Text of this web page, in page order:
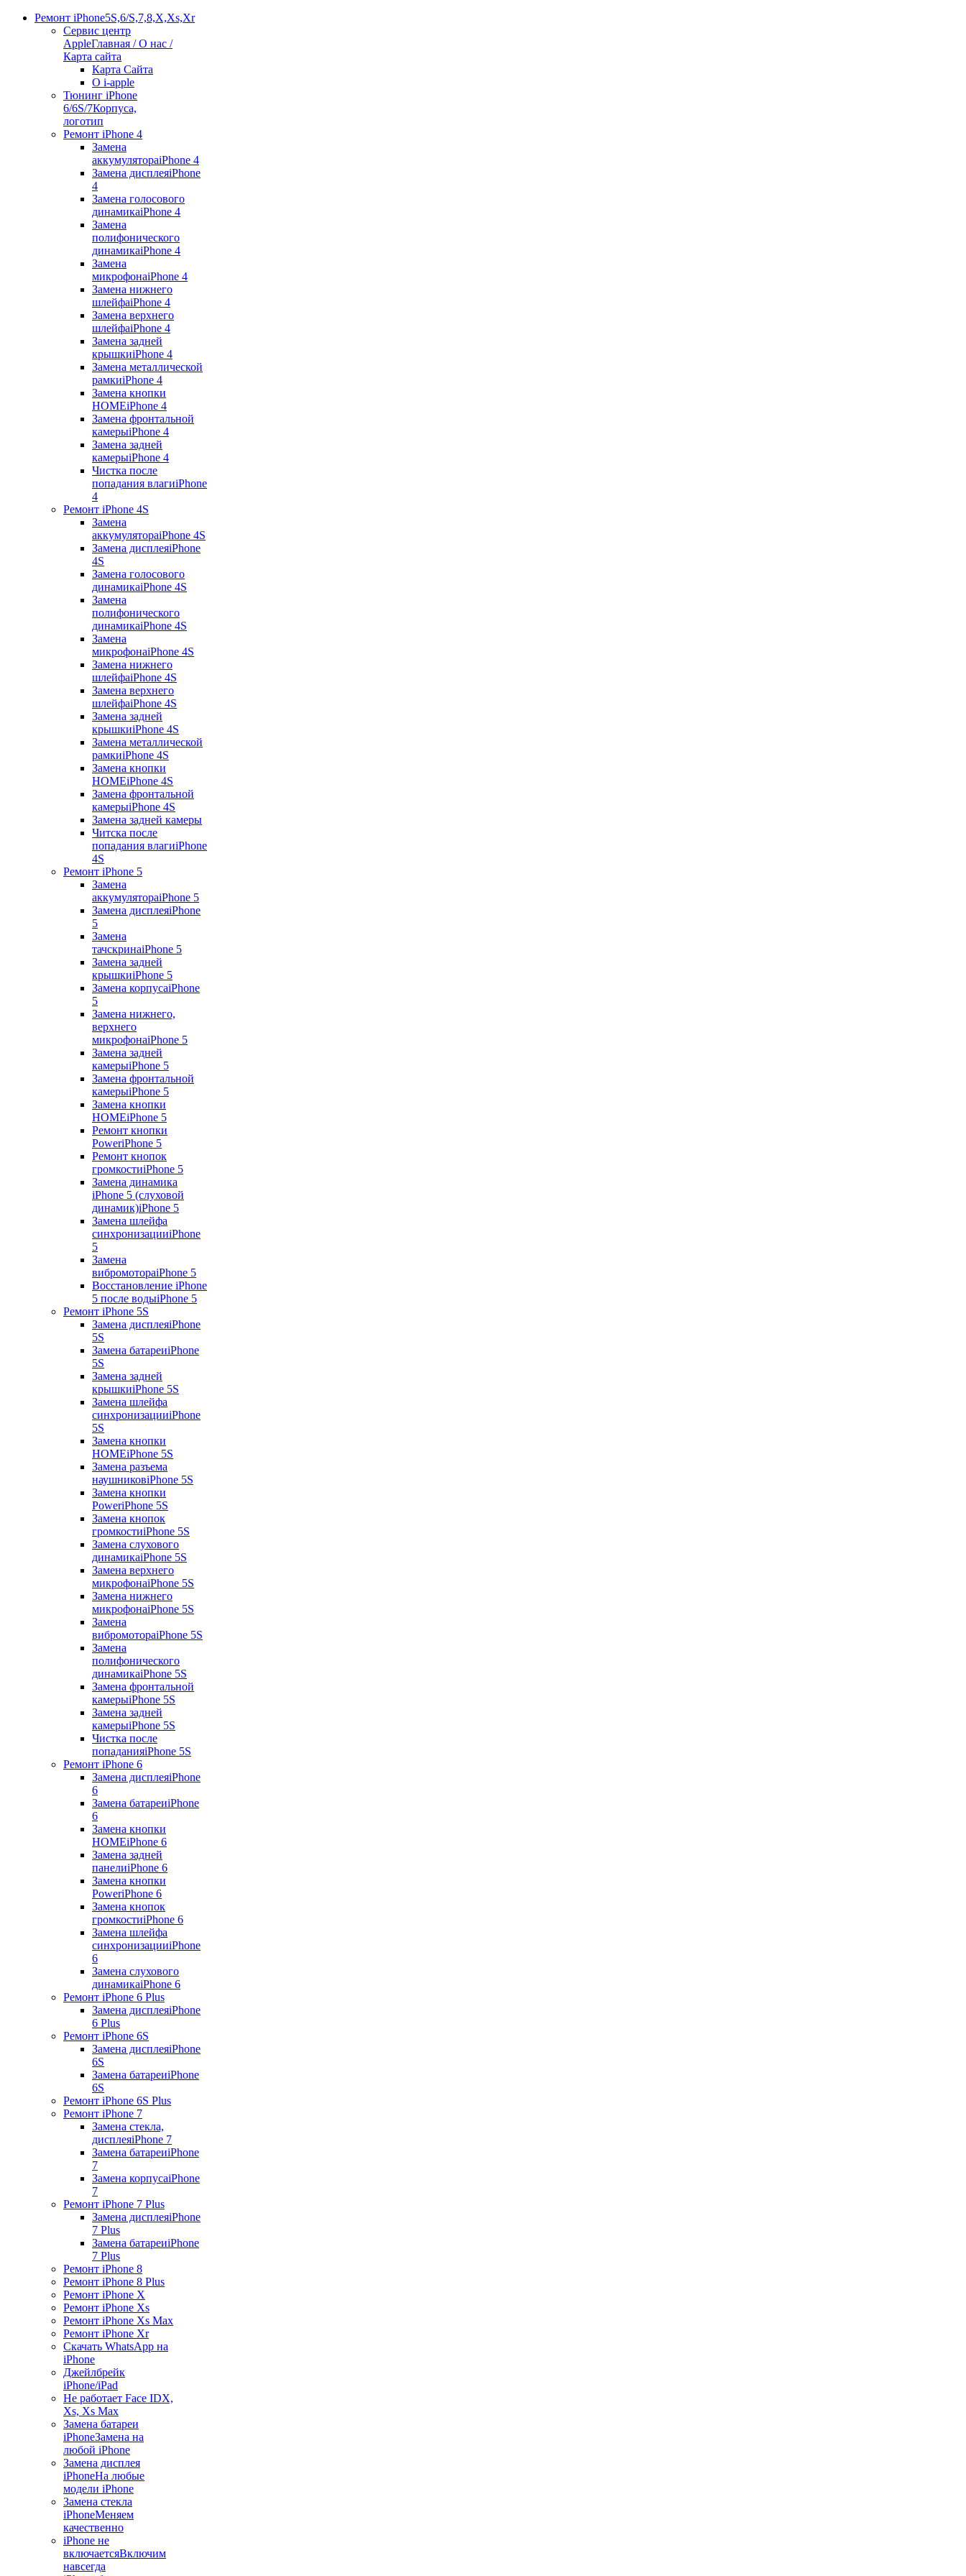
Ремонт iPhone5S,6/S,7,8,X,Xs,Xr
Сервис центр
AppleГлавная / О нас /
Карта сайта
Карта Сайта
О i-apple
Тюнинг iPhone
6/6S/7Корпуса,
логотип
Ремонт iPhone 4
Замена
аккумулятораiPhone 4
Замена дисплеяiPhone
4
Замена голосового
динамикаiPhone 4
Замена
полифонического
динамикаiPhone 4
Замена
микрофонаiPhone 4
Замена нижнего
шлейфаiPhone 4
Замена верхнего
шлейфаiPhone 4
Замена задней
крышкиiPhone 4
Замена металлической
рамкиiPhone 4
Замена кнопки
HOMEiPhone 4
Замена фронтальной
камерыiPhone 4
Замена задней
камерыiPhone 4
Чистка после
попадания влагиiPhone
4
Ремонт iPhone 4S
Замена
аккумулятораiPhone 4S
Замена дисплеяiPhone
4S
Замена голосового
динамикаiPhone 4S
Замена
полифонического
динамикаiPhone 4S
Замена
микрофонаiPhone 4S
Замена нижнего
шлейфаiPhone 4S
Замена верхнего
шлейфаiPhone 4S
Замена задней
крышкиiPhone 4S
Замена металлической
рамкиiPhone 4S
Замена кнопки
HOMEiPhone 4S
Замена фронтальной
камерыiPhone 4S
Замена задней камеры
Читска после
попадания влагиiPhone
4S
Ремонт iPhone 5
Замена
аккумулятораiPhone 5
Замена дисплеяiPhone
5
Замена
тачскринаiPhone 5
Замена задней
крышкиiPhone 5
Замена корпусаiPhone
5
Замена нижнего,
верхнего
микрофонаiPhone 5
Замена задней
камерыiPhone 5
Замена фронтальной
камерыiPhone 5
Замена кнопки
HOMEiPhone 5
Ремонт кнопки
PoweriPhone 5
Ремонт кнопок
громкостиiPhone 5
Замена динамика
iPhone 5 (слуховой
динамик)iPhone 5
Замена шлейфа
синхронизацииiPhone
5
Замена
вибромотораiPhone 5
Восстановление iPhone
5 после водыiPhone 5
Ремонт iPhone 5S
Замена дисплеяiPhone
5S
Замена батареиiPhone
5S
Замена задней
крышкиiPhone 5S
Замена шлейфа
синхронизацииiPhone
5S
Замена кнопки
HOMEiPhone 5S
Замена разъема
наушниковiPhone 5S
Замена кнопки
PoweriPhone 5S
Замена кнопок
громкостиiPhone 5S
Замена слухового
динамикаiPhone 5S
Замена верхнего
микрофонаiPhone 5S
Замена нижнего
микрофонаiPhone 5S
Замена
вибромотораiPhone 5S
Замена
полифонического
динамикаiPhone 5S
Замена фронтальной
камерыiPhone 5S
Замена задней
камерыiPhone 5S
Чистка после
попаданияiPhone 5S
Ремонт iPhone 6
Замена дисплеяiPhone
6
Замена батареиiPhone
6
Замена кнопки
HOMEiPhone 6
Замена задней
панелиiPhone 6
Замена кнопки
PoweriPhone 6
Замена кнопок
громкостиiPhone 6
Замена шлейфа
синхронизацииiPhone
6
Замена слухового
динамикаiPhone 6
Ремонт iPhone 6 Plus
Замена дисплеяiPhone
6 Plus
Ремонт iPhone 6S
Замена дисплеяiPhone
6S
Замена батареиiPhone
6S
Ремонт iPhone 6S Plus
Ремонт iPhone 7
Замена стекла,
дисплеяiPhone 7
Замена батареиiPhone
7
Замена корпусаiPhone
7
Ремонт iPhone 7 Plus
Замена дисплеяiPhone
7 Plus
Замена батареиiPhone
7 Plus
Ремонт iPhone 8
Ремонт iPhone 8 Plus
Ремонт iPhone X
Ремонт iPhone Xs
Ремонт iPhone Xs Max
Ремонт iPhone Xr
Скачать WhatsApp на
iPhone
Джейлбрейк
iPhone/iPad
Не работает Face IDX,
Xs, Xs Max
Замена батареи
iPhoneЗамена на
любой iPhone
Замена дисплея
iPhoneНа любые
модели iPhone
Замена стекла
iPhoneМеняем
качественно
iPhone не
включаетсяВключим
навсегда